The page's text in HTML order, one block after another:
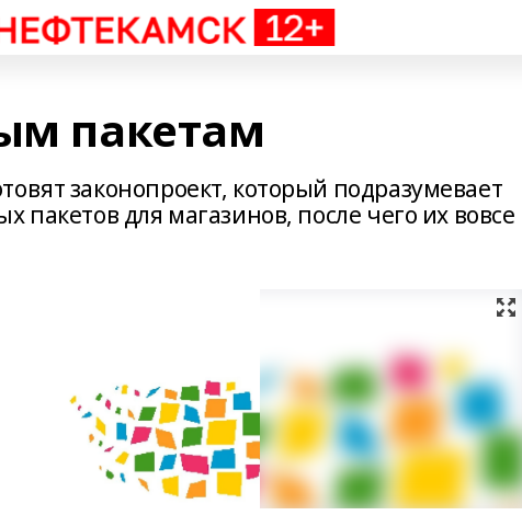
пакетам
законопроект, который подразумевает
пакетов для магазинов, после чего их вовсе